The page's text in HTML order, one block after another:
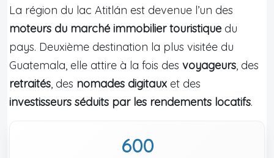
La région du lac Atitlán est devenue l’un des
moteurs du marché immobilier touristique du
pays. Deuxième destination la plus visitée du
Guatemala, elle attire à la fois des voyageurs, des
retraités, des nomades digitaux et des
investisseurs séduits par les rendements locatifs.
600